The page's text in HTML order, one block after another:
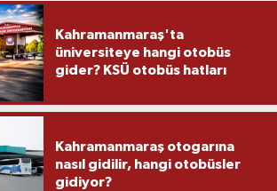
Kahramanmaraş'ta
üniversiteye hangi otobüs
gider? KSÜ otobüs hatları
Kahramanmaraş otogarına
nasıl gidilir, hangi otobüsler
gidiyor?